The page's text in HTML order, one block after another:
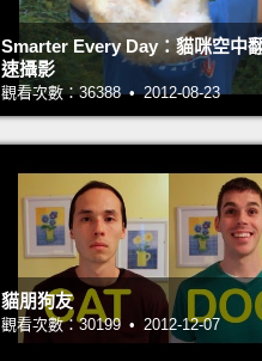
Smarter Every Day：貓咪空中
速攝影
觀看次數：36388 • 2012-08-23
貓朋狗友
觀看次數：30199 • 2012-12-07